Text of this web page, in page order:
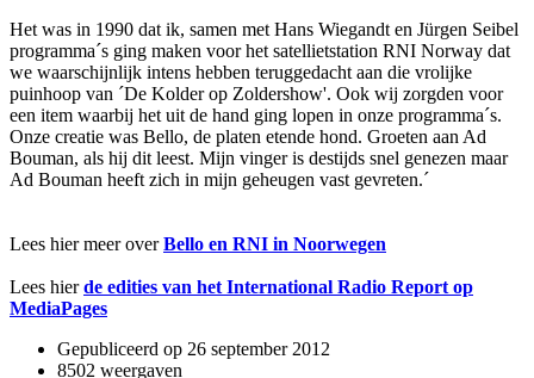
Het was in 1990 dat ik, samen met Hans Wiegandt en Jürgen Seibel
programma´s ging maken voor het satellietstation RNI Norway dat
we waarschijnlijk intens hebben teruggedacht aan die vrolijke
puinhoop van ´De Kolder op Zoldershow'. Ook wij zorgden voor
een item waarbij het uit de hand ging lopen in onze programma´s.
Onze creatie was Bello, de platen etende hond. Groeten aan Ad
Bouman, als hij dit leest. Mijn vinger is destijds snel genezen maar
Ad Bouman heeft zich in mijn geheugen vast gevreten.´
Lees hier meer overBello en RNI in Noorwegen
Lees hierde edities van het International Radio Report op
MediaPages
Gepubliceerd op 26 september 2012
8502 weergaven